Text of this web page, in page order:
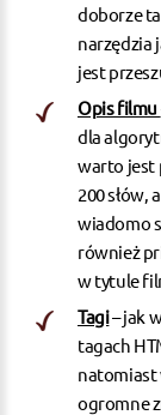
doborze
narzędzia
jest
Opis filmu
dla
warto jest
200 słów,
wiadomo
również
w tytule
Tagi– jak
tagach
natomiast
ogromne